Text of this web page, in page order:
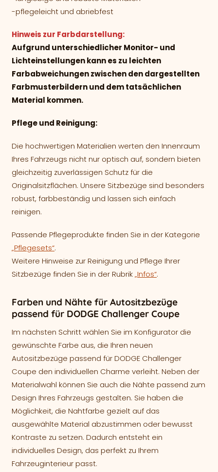
-pflegeleicht und abriebfest
Hinweis zur Farbdarstellung:
Aufgrund unterschiedlicher Monitor- und
Lichteinstellungen kann es zu leichten
Farbabweichungen zwischen den dargestellten
Farbmusterbildern und dem tatsächlichen
Material kommen.
Pflege und Reinigung:
Die hochwertigen Materialien werten den Innenraum
Ihres Fahrzeugs nicht nur optisch auf, sondern bieten
gleichzeitig zuverlässigen Schutz für die
Originalsitzflächen. Unsere Sitzbezüge sind besonders
robust, farbbeständig und lassen sich einfach
reinigen.
Passende Pflegeprodukte finden Sie in der Kategorie
„Pflegesets“.
Weitere Hinweise zur Reinigung und Pflege Ihrer
Sitzbezüge finden Sie in der Rubrik„Infos“.
Farben und Nähte für Autositzbezüge
passend für DODGE Challenger Coupe
Im nächsten Schritt wählen Sie im Konfigurator die
gewünschte Farbe aus, die Ihren neuen
Autositzbezüge passend für DODGE Challenger
Coupe den individuellen Charme verleiht. Neben der
Materialwahl können Sie auch die Nähte passend zum
Design Ihres Fahrzeugs gestalten. Sie haben die
Möglichkeit, die Nahtfarbe gezielt auf das
ausgewählte Material abzustimmen oder bewusst
Kontraste zu setzen. Dadurch entsteht ein
individuelles Design, das perfekt zu Ihrem
Fahrzeuginterieur passt.